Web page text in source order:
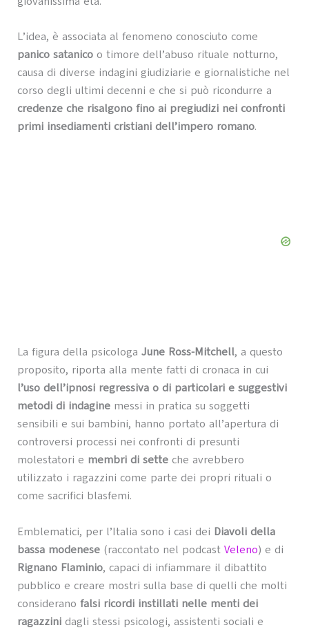
L’idea, è associata al fenomeno conosciuto come
panico satanicoo timore dell’abuso rituale notturno,
causa di diverse indagini giudiziarie e giornalistiche nel
corso degli ultimi decenni e che si può ricondurre a
credenze che risalgono fino ai pregiudizi nei confronti
primi insediamenti cristiani dell’impero romano.
La figura della psicologa June Ross-Mitchell, a questo
proposito, riporta alla mente fatti di cronaca in cui
l’uso dell’ipnosi regressiva o di particolari e suggestivi
metodi di indaginemessi in pratica su soggetti
sensibili e sui bambini, hanno portato all’apertura di
controversi processi nei confronti di presunti
molestatori e membri di setteche avrebbero
utilizzato i ragazzini come parte dei propri rituali o
come sacrifici blasfemi.
Emblematici, per l’Italia sono i casi dei Diavoli della
bassa modenese(raccontato nel podcast Veleno) e di
Rignano Flaminio, capaci di infiammare il dibattito
pubblico e creare mostri sulla base di quelli che molti
considerano falsi ricordi instillati nelle menti dei
ragazzinidagli stessi psicologi, assistenti sociali e